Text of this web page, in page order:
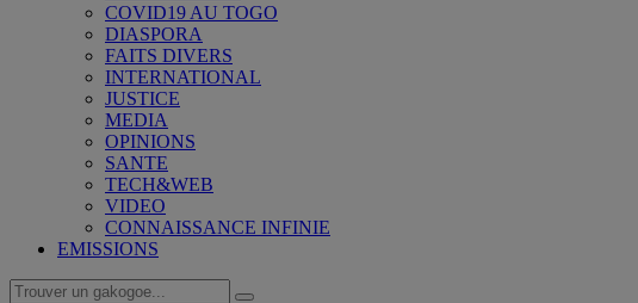
COVID19 AU TOGO
DIASPORA
FAITS DIVERS
INTERNATIONAL
JUSTICE
MEDIA
OPINIONS
SANTE
TECH&WEB
VIDEO
CONNAISSANCE INFINIE
EMISSIONS